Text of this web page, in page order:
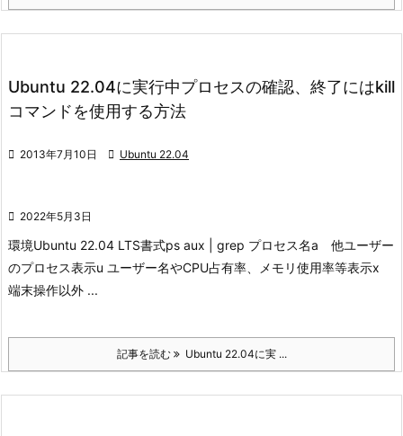
Ubuntu 22.04に実行中プロセスの確認、終了にはkill
コマンドを使用する方法
 2013年7月10日  Ubuntu 22.04
 2022年5月3日
環境Ubuntu 22.04 LTS書式ps aux | grep プロセス名a 他ユーザー
のプロセス表示u ユーザー名やCPU占有率、メモリ使用率等表示x
端末操作以外 ...
記事を読む Ubuntu 22.04に実 ...